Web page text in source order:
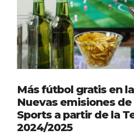
Más fútbol gratis en
Nuevas emisiones de
Sports a partir de la
2024/2025